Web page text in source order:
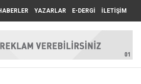
YAZARLAR E-DERGİ İLETİŞİM